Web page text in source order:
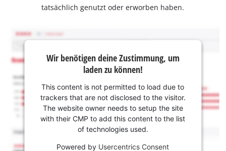
tatsächlich genutzt oder erworben haben.
Wir benötigen deine Zustimmung, um
laden zu können!
This content is not permitted to load due to
trackers that are not disclosed to the visitor.
The website owner needs to setup the site
with their CMP to add this content to the list
of technologies used.
Powered by Usercentrics Consent